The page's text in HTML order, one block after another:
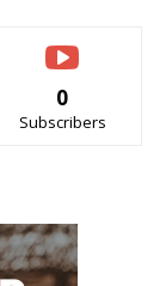
0
Subscribers